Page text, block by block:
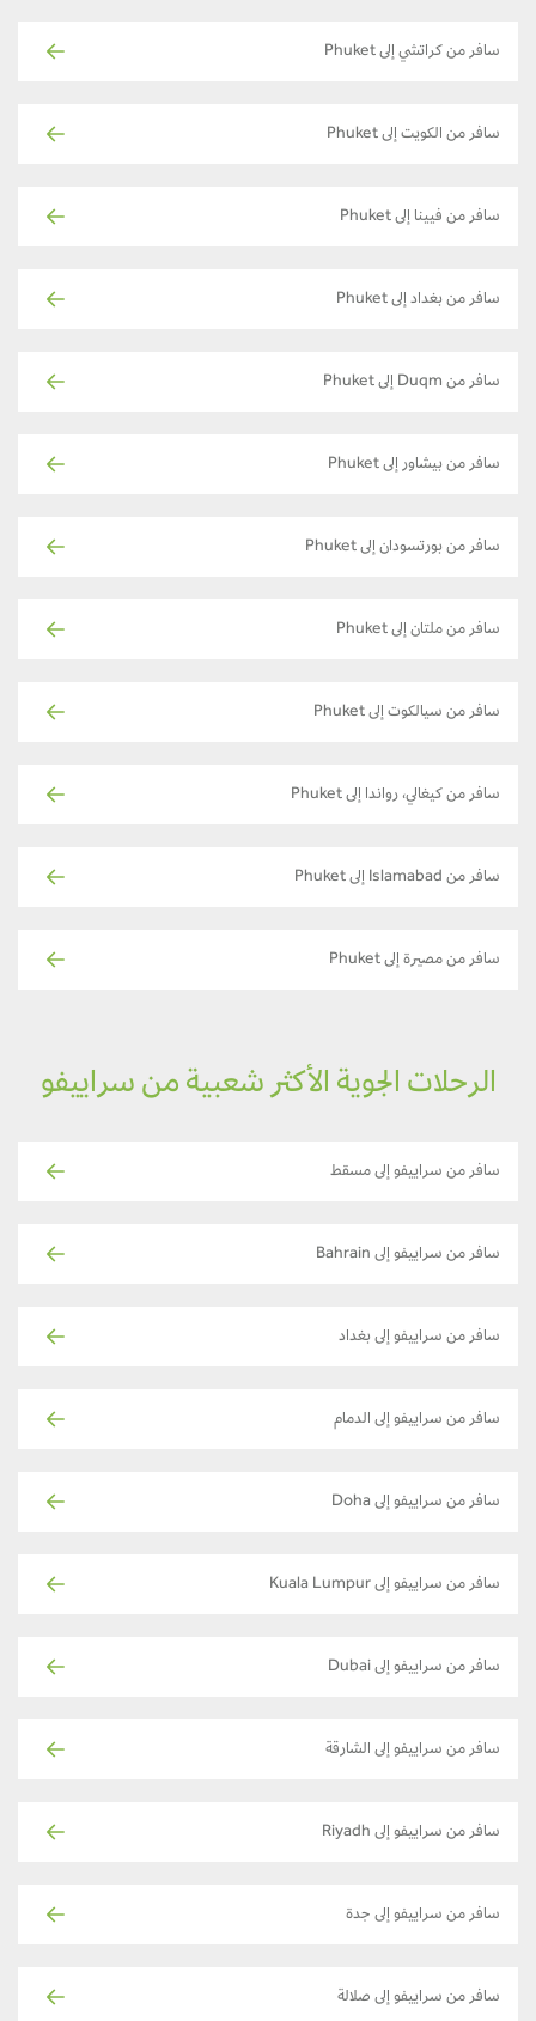
سافر من كراتشي إلى Phuket
سافر من الكويت إلى Phuket
سافر من فيينا إلى Phuket
سافر من بغداد إلى Phuket
سافر من Duqm إلى Phuket
سافر من بيشاور إلى Phuket
سافر من بورتسودان إلى Phuket
سافر من ملتان إلى Phuket
سافر من سيالكوت إلى Phuket
سافر من كيغالي، رواندا إلى Phuket
سافر من Islamabad إلى Phuket
سافر من مصيرة إلى Phuket
الرحلات الجوية الأكثر شعبية من سراييفو
سافر من سراييفو إلى مسقط
سافر من سراييفو إلى Bahrain
سافر من سراييفو إلى بغداد
سافر من سراييفو إلى الدمام
سافر من سراييفو إلى Doha
سافر من سراييفو إلى Kuala Lumpur
سافر من سراييفو إلى Dubai
سافر من سراييفو إلى الشارقة
سافر من سراييفو إلى Riyadh
سافر من سراييفو إلى جدة
سافر من سراييفو إلى صلالة